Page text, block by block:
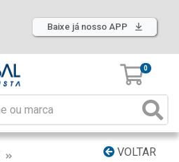
Baixe já nosso APP
0
VOLTAR